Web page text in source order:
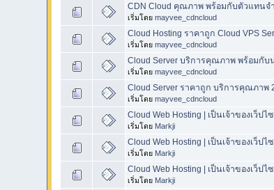
CDN Cloud คุณภาพ พร้อมกับตัวแทนจ
เริ่มโดยmayvee_cdncloud
Cloud Hosting ราคาถูก Cloud VPS
เริ่มโดยmayvee_cdncloud
Cloud Server บริการคุณภาพ พร้อมกับ
เริ่มโดยmayvee_cdncloud
Cloud Server ราคาถูก บริการคุณภาพ
เริ่มโดยmayvee_cdncloud
Cloud Web Hosting | เป็นเจ้าของเว็ป
เริ่มโดย Markji
Cloud Web Hosting | เป็นเจ้าของเว็ป
เริ่มโดย Markji
Cloud Web Hosting | เป็นเจ้าของเว็ป
เริ่มโดย Markji